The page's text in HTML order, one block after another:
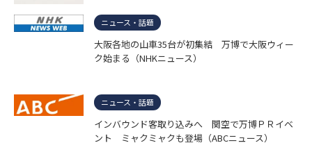
ニュース・話題
大阪各地の山車35台が初集結 万博で大阪ウィー
ク始まる（NHKニュース）
ニュース・話題
インバウンド客取り込みへ 関空で万博ＰＲイベ
ント ミャクミャクも登場（ABCニュース）